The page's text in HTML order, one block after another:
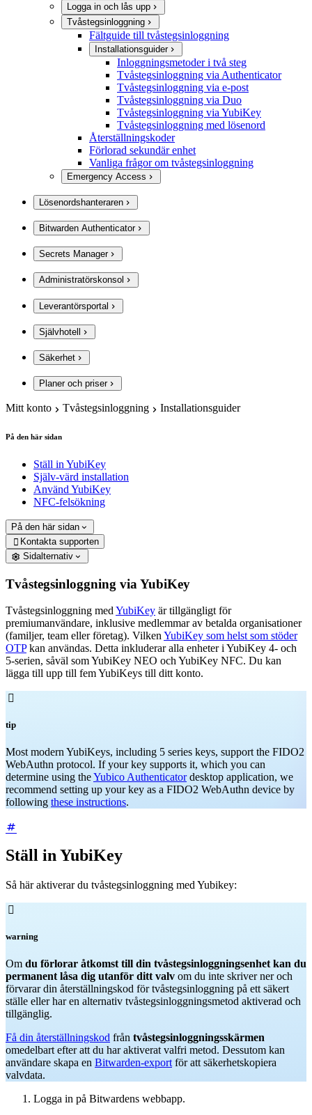
Logga in och lås upp
Tvåstegsinloggning
Fältguide till tvåstegsinloggning
Installationsguider
Inloggningsmetoder i två steg
Tvåstegsinloggning via Authenticator
Tvåstegsinloggning via e-post
Tvåstegsinloggning via Duo
Tvåstegsinloggning via YubiKey
Tvåstegsinloggning med lösenord
Återställningskoder
Förlorad sekundär enhet
Vanliga frågor om tvåstegsinloggning
Emergency Access
Lösenordshanteraren
Bitwarden Authenticator
Secrets Manager
Administratörskonsol
Leverantörsportal
Självhotell
Säkerhet
Planer och priser
Mitt konto Tvåstegsinloggning Installationsguider
På den här sidan
Ställ in YubiKey
Själv-värd installation
Använd YubiKey
NFC-felsökning
På den här sidan
 Kontakta supporten
Sidalternativ
Tvåstegsinloggning via YubiKey
Tvåstegsinloggning medYubiKey är tillgängligt för
premiumanvändare, inklusive medlemmar av betalda organisationer
(familjer, team eller företag). VilkenYubiKey som helst som stöder
OTPkan användas. Detta inkluderar alla enheter i YubiKey 4- och
5-serien, såväl som YubiKey NEO och YubiKey NFC. Du kan
lägga till upp till fem YubiKeys till ditt konto.

tip
Most modern YubiKeys, including 5 series keys, support the FIDO2
WebAuthn protocol. If your key supports it, which you can
determine using theYubico Authenticatordesktop application, we
recommend setting up your key as a FIDO2 WebAuthn device by
following these instructions.
Ställ in YubiKey
Så här aktiverar du tvåstegsinloggning med Yubikey:

warning
Om du förlorar åtkomst till din tvåstegsinloggningsenhet kan du
permanent låsa dig utanför ditt valv om du inte skriver ner och
förvarar din återställningskod för tvåstegsinloggning på ett säkert
ställe eller har en alternativ tvåstegsinloggningsmetod aktiverad och
tillgänglig.
Få din återställningskod från tvåstegsinloggningsskärmen
omedelbart efter att du har aktiverat valfri metod. Dessutom kan
användare skapa en Bitwarden-export för att säkerhetskopiera
valvdata.
Logga in på Bitwardens webbapp.